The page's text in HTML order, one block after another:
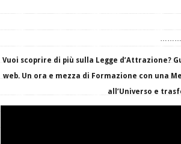
Vuoi scoprire di più sulla Legge d’Attrazione?
web. Un ora e mezza di Formazione con una
all’Universo e